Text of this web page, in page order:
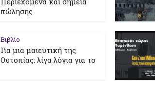
πώλησης
Βιβλίο
Για μια μαιευτική της
Ουτοπίας: λίγα λόγια για το